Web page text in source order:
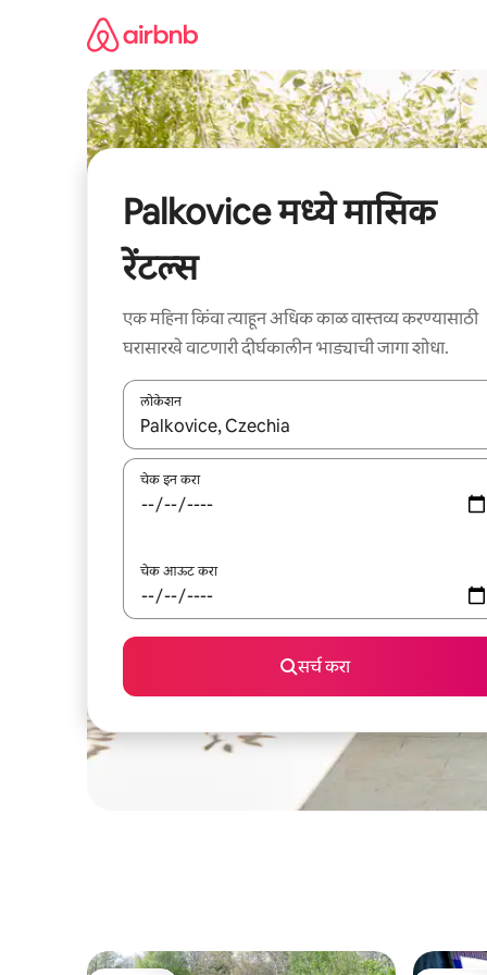
Palkovice मध्ये मासिक
रेंटल्स
एक महिना किंवा त्याहून अधिक काळ वास्तव्य करण्यासाठी
घरासारखे वाटणारी दीर्घकालीन भाड्याची जागा शोधा.
लोकेशन
जेव्हा परिणाम उपलब्ध असतील, तेव्हा वरच्या आणि खाली
चेक इन करा
चेक आऊट करा
सर्च करा